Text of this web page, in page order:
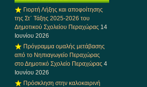
Γιορτή Λήξης και αποφοίτησης
της Στ΄ Τάξης 2025-2026 του
Δημοτικού Σχολείου Περαχώρας 14
Ιουνίου 2026
Πρόγραμμα ομαλής μετάβασης
από το Νηπιαγωγείο Περαχώρας
στο Δημοτικό Σχολείο Περαχώρας 4
Ιουνίου 2026
Πρόσκληση στην καλοκαιρινή